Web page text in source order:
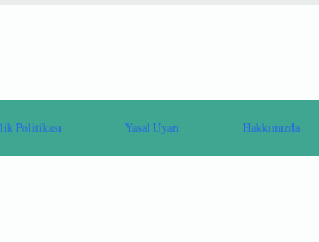
Politikası Yasal Uyarı Hakkımızda